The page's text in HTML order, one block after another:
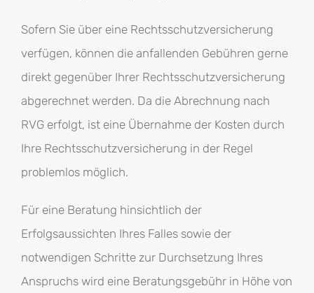
Sofern Sie über eine Rechtsschutzversicherung
verfügen, können die anfallenden Gebühren gerne
direkt gegenüber Ihrer Rechtsschutzversicherung
abgerechnet werden. Da die Abrechnung nach
RVG erfolgt, ist eine Übernahme der Kosten durch
Ihre Rechtsschutzversicherung in der Regel
problemlos möglich.
Für eine Beratung hinsichtlich der
Erfolgsaussichten Ihres Falles sowie der
notwendigen Schritte zur Durchsetzung Ihres
Anspruchs wird eine Beratungsgebühr in Höhe von